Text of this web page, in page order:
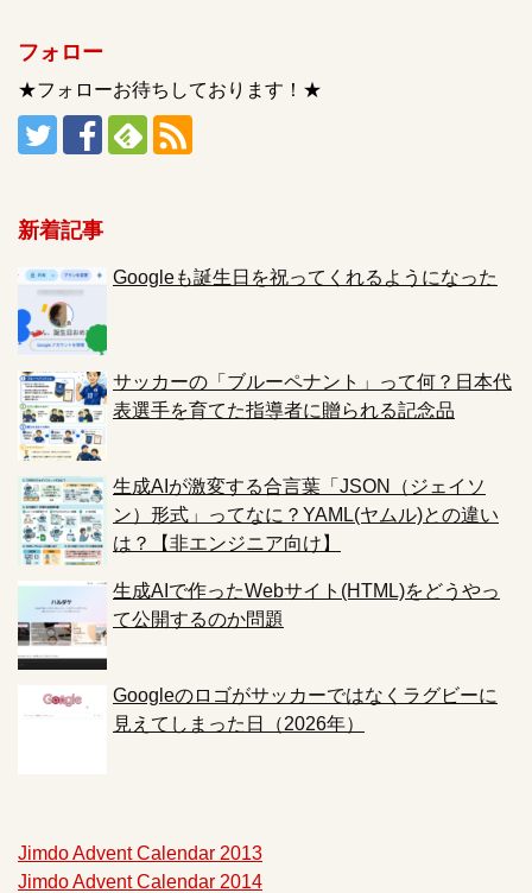
フォロー
★フォローお待ちしております！★
新着記事
Googleも誕生日を祝ってくれるようになった
サッカーの「ブルーペナント」って何？日本代
表選手を育てた指導者に贈られる記念品
生成AIが激変する合言葉「JSON（ジェイソ
ン）形式」ってなに？YAML(ヤムル)との違い
は？【非エンジニア向け】
生成AIで作ったWebサイト(HTML)をどうやっ
て公開するのか問題
Googleのロゴがサッカーではなくラグビーに
見えてしまった日（2026年）
Jimdo Advent Calendar 2013
Jimdo Advent Calendar 2014